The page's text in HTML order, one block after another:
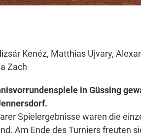
Kenéz, Matthias Ujvary,
Zach
in Güssing
Spielergebnisse waren die
Am Ende des Turniers freuten